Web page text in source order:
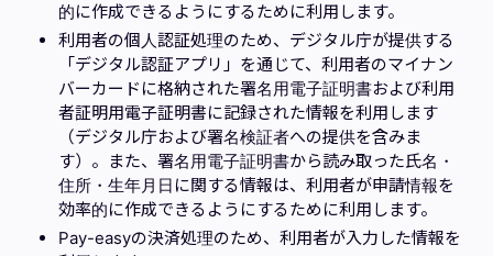
的に作成できるようにするために利用します。
利用者の個人認証処理のため、デジタル庁が提供する
「デジタル認証アプリ」を通じて、利用者のマイナン
バーカードに格納された署名用電子証明書および利用
者証明用電子証明書に記録された情報を利用します
（デジタル庁および署名検証者への提供を含みま
す）。また、署名用電子証明書から読み取った氏名・
住所・生年月日に関する情報は、利用者が申請情報を
効率的に作成できるようにするために利用します。
Pay-easyの決済処理のため、利用者が入力した情報を